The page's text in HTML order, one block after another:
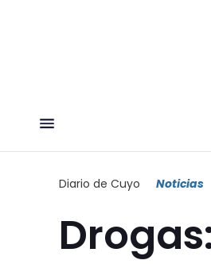
Diario de Cuyo Noticias